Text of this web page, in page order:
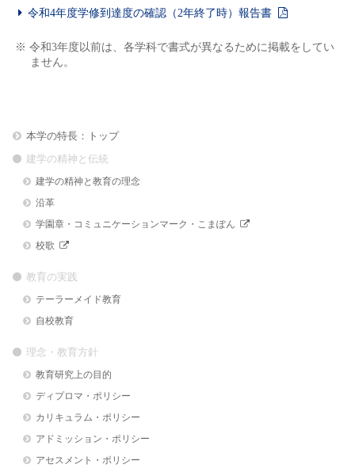
令和4年度学修到達度の確認（2年終了時）報告書
※ 令和3年度以前は、各学科で書式が異なるために掲載をしてい
ません。
本学の特長：トップ
建学の精神と伝統
建学の精神と教育の理念
沿革
学園章・コミュニケーションマーク・こまぽん
校歌
教育の実践
テーラーメイド教育
自校教育
理念・教育方針
教育研究上の目的
ディプロマ・ポリシー
カリキュラム・ポリシー
アドミッション・ポリシー
アセスメント・ポリシー